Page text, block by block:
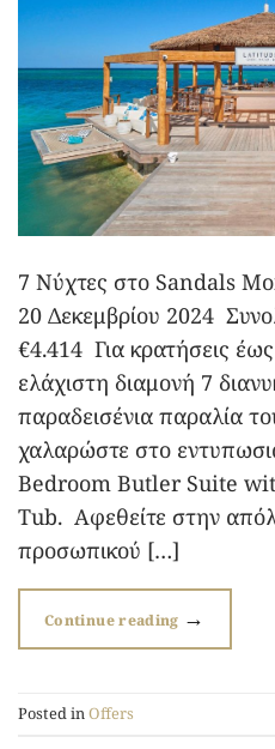
7 Νύχτες στο Sandals
20 Δεκεμβρίου 2024
€4.414 Για κρατήσεις
ελάχιστη διαμονή 7
παραδεισένια παραλία
χαλαρώστε στο
Bedroom Butler Suite
Tub. Αφεθείτε στην
προσωπικού […]
Continue reading →
Posted inOffers